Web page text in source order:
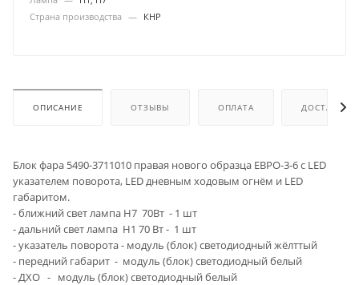
Страна производства — КНР
ОПИСАНИЕ ОТЗЫВЫ ОПЛАТА ДОСТАВКА
Блок фара 5490-3711010 правая нового образца ЕВРО-3-6 с LED
указателем поворота, LED дневным ходовым огнём и LED
габаритом.
- ближний свет лампа Н7 70Вт - 1 шт
- дальний свет лампа Н1 70 Вт - 1 шт
- указатель поворота - модуль (блок) светодиодный жёлттый
- передний габарит - модуль (блок) светодиодный белый
- ДХО - модуль (блок) светодиодный белый